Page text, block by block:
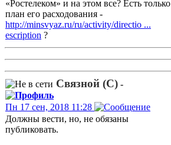
«Ростелеком» и на этом все? Есть только
план его расходования -
http://minsvyaz.ru/ru/activity/directio ...
escription ?
Связной (С) -
Пн 17 сен, 2018 11:28
Должны вести, но, не обязаны
публиковать.